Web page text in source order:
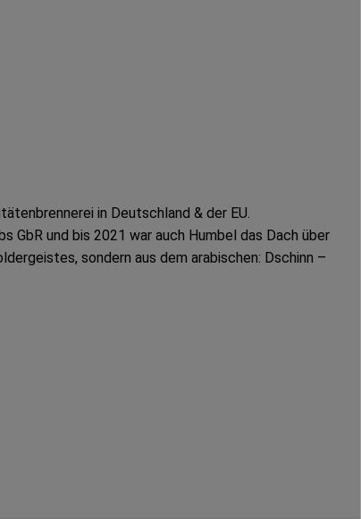
in Deutschland & der EU.
GbR und bis 2021 war auch Humbel das Dach über
sondern aus dem arabischen: Dschinn –